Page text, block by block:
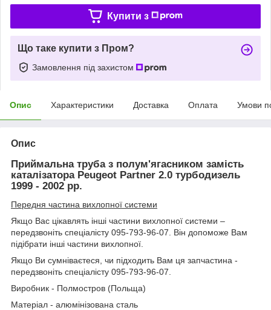
Купити з
Що таке купити з Пром?
Замовлення під захистом
Опис Характеристики Доставка Оплата Умови
Опис
Приймальна труба з полум'ягасником замість
каталізатора Peugeot Partner 2.0 турбодизель
1999 - 2002 рр.
Передня частина вихлопної системи
Якщо Вас цікавлять інші частини вихлопної системи –
передзвоніть спеціалісту 095-793-96-07. Він допоможе Вам
підібрати інші частини вихлопної.
Якщо Ви сумніваєтеся, чи підходить Вам ця запчастина -
передзвоніть спеціалісту 095-793-96-07.
Виробник - Полмостров (Польща)
Матеріал - алюмінізована сталь